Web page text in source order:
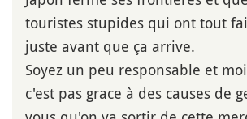
touristes stupides qui ont tout
juste avant que ça arrive.
Soyez un peu responsable et
c'est pas grace à des causes de